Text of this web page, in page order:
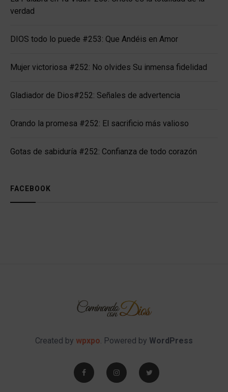
verdad
DIOS todo lo puede #253: Que Andéis en Amor
Mujer victoriosa #252: No olvides Su inmensa fidelidad
Gladiador de Dios#252: Señales de advertencia
Orando la promesa #252: El sacrificio más valioso
Gotas de sabiduría #252: Confianza de todo corazón
FACEBOOK
Created by wpxpo. Powered by WordPress